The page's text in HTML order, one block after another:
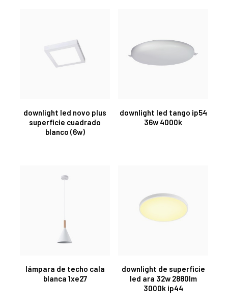
downlight led novo plus
superficie cuadrado
blanco (6w)
downlight led tango ip54
36w 4000k
lámpara de techo cala
blanca 1xe27
downlight de superficie
led ara 32w 2880lm
3000k ip44